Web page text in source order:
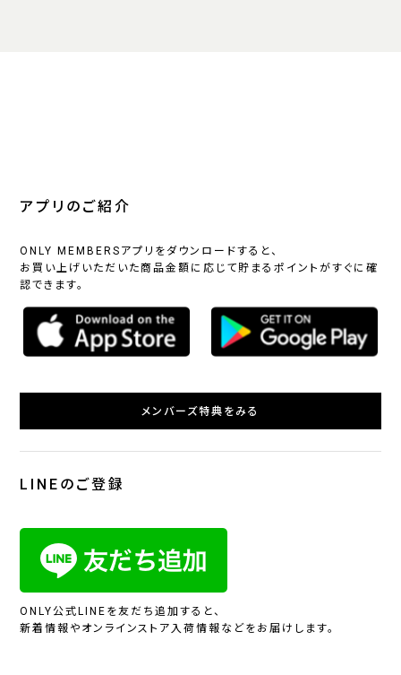
アプリのご紹介
ONLY MEMBERSアプリをダウンロードすると、
お買い上げいただいた商品金額に応じて貯まるポイントがすぐに確
認できます。
メンバーズ特典をみる
LINEのご登録
ONLY公式LINEを友だち追加すると、
新着情報やオンラインストア入荷情報などをお届けします。